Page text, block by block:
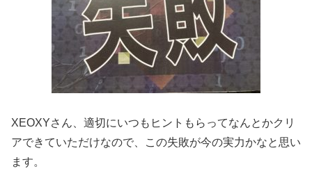
XEOXYさん、適切にいつもヒントもらってなんとかクリ
アできていただけなので、この失敗が今の実力かなと思い
ます。